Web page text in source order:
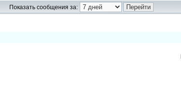
Показать сообщения за: